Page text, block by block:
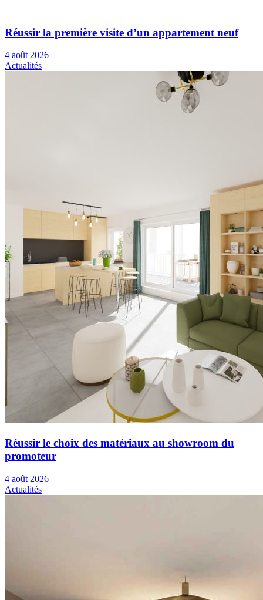
Réussir la première visite d’un appartement neuf
4 août 2026
Actualités
Réussir le choix des matériaux au showroom du
promoteur
4 août 2026
Actualités